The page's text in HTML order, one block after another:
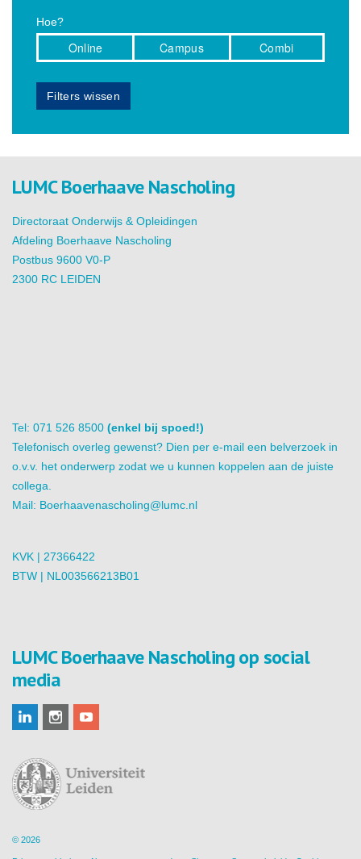
Hoe?
Online Campus Combi
Filters wissen
LUMC Boerhaave Nascholing
Directoraat Onderwijs & Opleidingen
Afdeling Boerhaave Nascholing
Postbus 9600 V0-P
2300 RC LEIDEN
Tel: 071 526 8500 (enkel bij spoed!)
Telefonisch overleg gewenst? Dien per e-mail een belverzoek in
o.v.v. het onderwerp zodat we u kunnen koppelen aan de juiste
collega.
Mail: Boerhaavenascholing@lumc.nl
KVK | 27366422
BTW | NL003566213B01
LUMC Boerhaave Nascholing op social
media
© 2026